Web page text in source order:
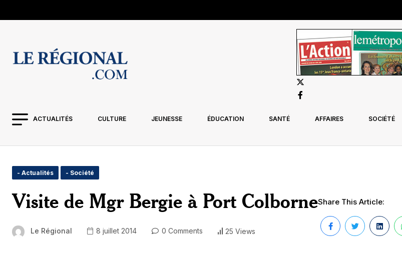
ACTUALITÉS CULTURE JEUNESSE ÉDUCATION SANTÉ AFFAIRES SOCIÉTÉ
- Actualités - Société
Visite de Mgr Bergie à Port Colborne
Le Régional 8 juillet 2014 0 Comments 25 Views
Share This Article: